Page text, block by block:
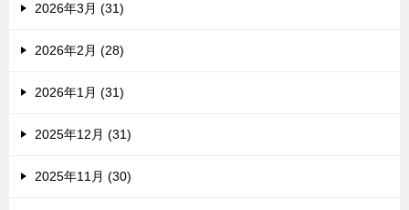
2026年3月 (31)
2026年2月 (28)
2026年1月 (31)
2025年12月 (31)
2025年11月 (30)